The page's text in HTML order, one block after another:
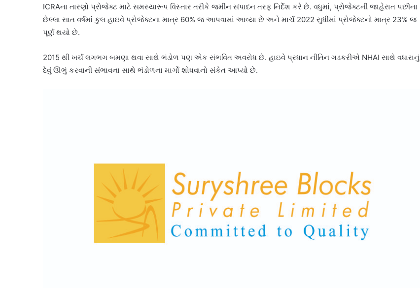
ICRAના તારણો પ્રોજેક્ટ માટે સમસ્યારૂપ વિસ્તાર તરીકે જમીન સંપાદન તરફ નિર્દેશ કરે છે. વધુમાં, પ્રોજેક્ટની જાહેરાત પછીના
છેલ્લા સાત વર્ષમાં કુલ હાઇવે પ્રોજેક્ટના માત્ર 60% જ આપવામાં આવ્યા છે અને માર્ચ 2022 સુધીમાં પ્રોજેક્ટનો માત્ર 23% જ
પૂર્ણ થયો છે.
2015 થી ખર્ચ લગભગ બમણા થવા સાથે ભંડોળ પણ એક સંભવિત અવરોધ છે. હાઇવે પ્રધાન નીતિન ગડકરીએ NHAI સાથે વધારાનું
દેવું ઊભું કરવાની સંભાવના સાથે ભંડોળના માર્ગો શોધવાનો સંકેત આપ્યો છે.